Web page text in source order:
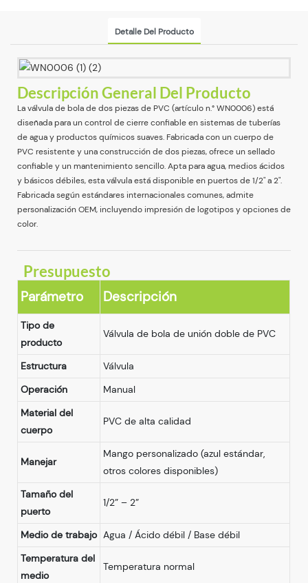
Detalle Del Producto
Descripción General Del Producto
La válvula de bola de dos piezas de PVC (artículo n.° WN0006) está
diseñada para un control de cierre confiable en sistemas de tuberías
de agua y productos químicos suaves. Fabricada con un cuerpo de
PVC resistente y una construcción de dos piezas, ofrece un sellado
confiable y un mantenimiento sencillo. Apta para agua, medios ácidos
y básicos débiles, esta válvula está disponible en puertos de 1/2" a 2".
Fabricada según estándares internacionales comunes, admite
personalización OEM, incluyendo impresión de logotipos y opciones de
color.
Presupuesto
Parámetro Descripción
Tipo de
producto
Válvula de bola de unión doble de PVC
Estructura
Válvula
Operación
Manual
Material del
cuerpo
PVC de alta calidad
Manejar
Mango personalizado (azul estándar,
otros colores disponibles)
Tamaño del
puerto
1/2” – 2”
Medio de trabajo Agua / Ácido débil / Base débil
Temperatura del
medio
Temperatura normal